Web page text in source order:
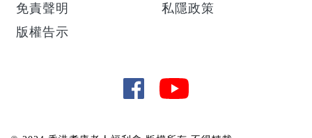
免責聲明
私隱政策
版權告示